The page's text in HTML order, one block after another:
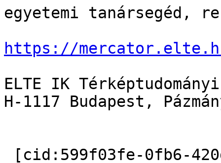
egyetemi tanársegéd,
https://
ELTE IK
H-1117 Budapest,